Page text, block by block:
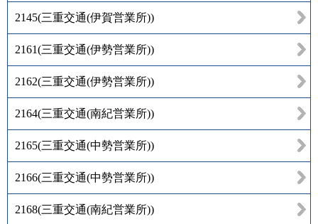
2145(三重交通(伊賀営業所))
2161(三重交通(伊勢営業所))
2162(三重交通(伊勢営業所))
2164(三重交通(南紀営業所))
2165(三重交通(中勢営業所))
2166(三重交通(中勢営業所))
2168(三重交通(南紀営業所))